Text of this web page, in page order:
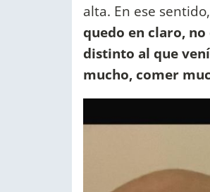
alta. En ese
quedo en claro,
distinto al que
mucho, comer